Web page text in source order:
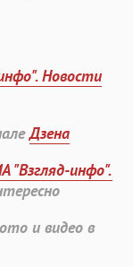
Новости
Дзена
"Взгляд-инфо".
и видео в